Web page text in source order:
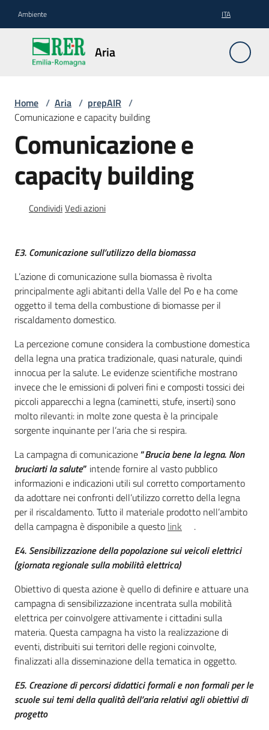
Ambiente ITA
Aria
Aria
PAIR
2030
Emissioni
atmosfera
prepAIR
e
strumenti
Normativa
Ambiente
Argomenti
Novità
Servizi
Leggi Atti Bandi
Piani Programmi
Progetti
Home / Aria / prepAIR /
Comunicazione e capacity building
Comunicazione e
capacity building
CondividiVedi azioni
E3. Comunicazione sull’utilizzo della biomassa
L’azione di comunicazione sulla biomassa è rivolta
principalmente agli abitanti della Valle del Po e ha come
oggetto il tema della combustione di biomasse per il
riscaldamento domestico.
La percezione comune considera la combustione domestica
della legna una pratica tradizionale, quasi naturale, quindi
innocua per la salute. Le evidenze scientifiche mostrano
invece che le emissioni di polveri fini e composti tossici dei
piccoli apparecchi a legna (caminetti, stufe, inserti) sono
molto rilevanti: in molte zone questa è la principale
sorgente inquinante per l’aria che si respira.
La campagna di comunicazione“Brucia bene la legna. Non
bruciarti la salute” intende fornire al vasto pubblico
informazioni e indicazioni utili sul corretto comportamento
da adottare nei confronti dell’utilizzo corretto della legna
per il riscaldamento. Tutto il materiale prodotto nell’ambito
della campagna è disponibile a questo link
.
E4. Sensibilizzazione della popolazione sui veicoli elettrici
(giornata regionale sulla mobilità elettrica)
Obiettivo di questa azione è quello di definire e attuare una
campagna di sensibilizzazione incentrata sulla mobilità
elettrica per coinvolgere attivamente i cittadini sulla
materia. Questa campagna ha visto la realizzazione di
eventi, distribuiti sui territori delle regioni coinvolte,
finalizzati alla disseminazione della tematica in oggetto.
E5. Creazione di percorsi didattici formali e non formali per le
scuole sui temi della qualità dell’aria relativi agli obiettivi di
progetto